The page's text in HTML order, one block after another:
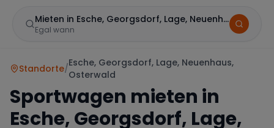
Mieten in Esche, Georgsdorf, Lage, Neuenhaus,
Egal wann
Standorte/Esche, Georgsdorf, Lage, Neuenhaus,
Osterwald
Sportwagen mieten in
Esche, Georgsdorf, Lage,